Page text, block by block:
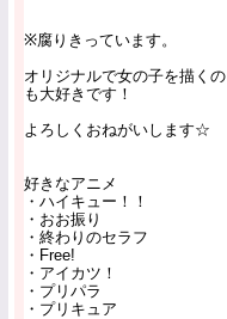
※腐りきっています。
オリジナルで女の子を描くの
も大好きです！
よろしくおねがいします☆
好きなアニメ
・ハイキュー！！
・おお振り
・終わりのセラフ
・Free!
・アイカツ！
・プリパラ
・プリキュア